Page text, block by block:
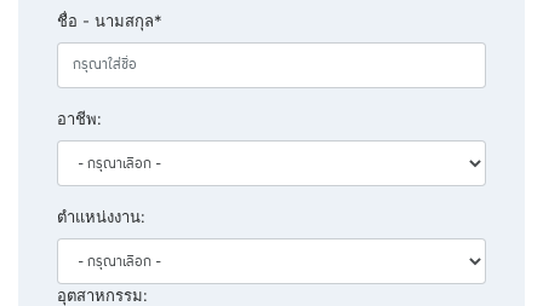
ชื่อ - นามสกุล*
อาชีพ:
ตำแหน่งงาน:
อุตสาหกรรม: